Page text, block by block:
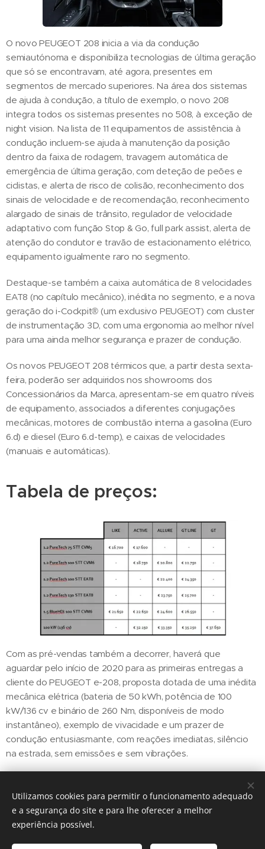
O novo PEUGEOT 208 inicia a via da condução
semiautónoma e disponibiliza tecnologias de última geração
que só se encontravam, até agora, presentes em
segmentos de mercado superiores. Na área dos sistemas
de ajuda à condução, a título de exemplo, o novo 208
integra todos os sistemas presentes no 508, à exceção de
night vision. Na lista de 11 equipamentos de assistência à
condução incluem-se ajuda à manutenção da posição
dentro da faixa de rodagem, travagem automática de
emergência de última geração, com deteção de peões e
ciclistas, e alerta de risco de colisão, reconhecimento dos
sinais de velocidade e de recomendação, reconhecimento
alargado de sinais de trânsito, regulador de velocidade
adaptativo com função Stop & Go, full park assist, alerta de
atenção do condutor e travão de estacionamento elétrico,
equipamento igualmente raro no segmento.
Destaque-se também a caixa automática de 8 velocidades
EAT8 (no capítulo mecânico), inédita no segmento, e a nova
geração do i-Cockpit® (um exclusivo PEUGEOT) com cluster
de instrumentação 3D, com uma ergonomia ao melhor nível
para uma ainda melhor segurança e prazer de condução.
Os novos PEUGEOT 208 térmicos que, a partir desta sexta-
feira, poderão ser adquiridos nos showrooms dos
Concessionários da Marca, apresentam-se em quatro níveis
de equipamento, associados a diferentes conjugações
mecânicas, motores de combustão interna a gasolina (Euro
6.d) e diesel (Euro 6.d-temp), e caixas de velocidades
(manuais e automáticas).
Tabela de preços:
Com as pré-vendas também a decorrer, haverá que
aguardar pelo início de 2020 para as primeiras entregas a
cliente do PEUGEOT e-208, proposta dotada de uma inédita
mecânica elétrica (bateria de 50 kWh, potência de 100
kW/136 cv e binário de 260 Nm, disponíveis de modo
instantâneo), exemplo de vivacidade e um prazer de
condução entusiasmante, com reações imediatas, silêncio
na estrada, sem emissões e sem vibrações.
Share
Utilizamos cookies para permitir o funcionamento adequado
e a segurança do site e para lhe oferecer a melhor
experiência possível.